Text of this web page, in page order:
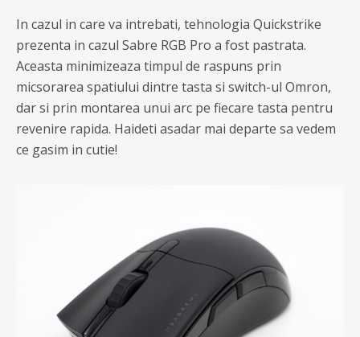
In cazul in care va intrebati, tehnologia Quickstrike
prezenta in cazul Sabre RGB Pro a fost pastrata.
Aceasta minimizeaza timpul de raspuns prin
micsorarea spatiului dintre tasta si switch-ul Omron,
dar si prin montarea unui arc pe fiecare tasta pentru
revenire rapida. Haideti asadar mai departe sa vedem
ce gasim in cutie!